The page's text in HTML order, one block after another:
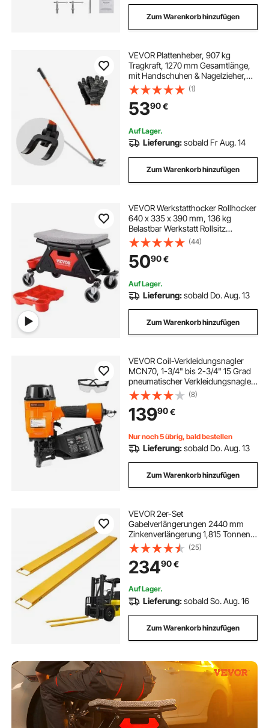
Zum Warenkorb hinzufügen
VEVOR Plattenheber, 907 kg
Tragkraft, 1270 mm Gesamtlänge,
mit Handschuhen & Nagelzieher,
schwere Paletten-Buster für
Aufhebeln von Bodenbelägen,
Rahmen, Dächern, Verkleidungen &
Gipskartonplatten
(1)
5390€
Auf Lager.
Lieferung:sobald Fr Aug. 14
Zum Warenkorb hinzufügen
VEVOR Werkstatthocker Rollhocker
640 x 335 x 390 mm, 136 kg
Belastbar Werkstatt Rollsitz
Montagehocker Garagenhocker,
Werkstatt-Arbeits-Hocker-Stuhl-
Sitz inkl. Aufbewahrungsbox &
Paletten, Mobil
(44)
5090€
Auf Lager.
Lieferung:sobald Do. Aug. 13
Zum Warenkorb hinzufügen
VEVOR Coil-Verkleidungsnagler
MCN70, 1-3/4" bis 2-3/4" 15 Grad
pneumatischer Verkleidungsnagler,
70-120PSI Luft-Coil-
Verkleidungsnagler für Paletten,
Kisten, Rahmen, Verkleidungen und
Zäune
(8)
13990€
Nur noch 5 übrig, bald bestellen
Lieferung:sobald Do. Aug. 13
Zum Warenkorb hinzufügen
VEVOR 2er-Set
Gabelverlängerungen 2440 mm
Zinkenverlängerung 1,815 Tonnen
Tragfähigkeit Gabelzinken Q235
Kohlenstoffstahl einteiliges Design
Palettengabelverlängerung
Kompatibel mit 152,4 mm Gabeln
(25)
23490€
Auf Lager.
Lieferung:sobald So. Aug. 16
Zum Warenkorb hinzufügen